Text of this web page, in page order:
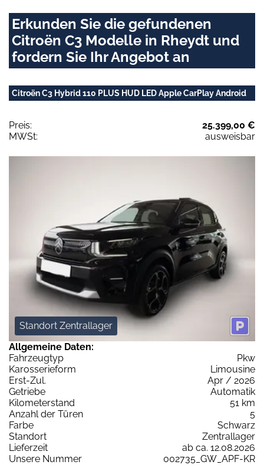
Erkunden Sie die gefundenen
Citroën C3 Modelle in Rheydt und
fordern Sie Ihr Angebot an
Citroën C3 Hybrid 110 PLUS HUD LED Apple CarPlay Android
Preis:
25.399,00 €
MWSt:
ausweisbar
Standort Zentrallager
Allgemeine Daten:
Fahrzeugtyp
Pkw
Karosserieform
Limousine
Erst-Zul.
Apr / 2026
Getriebe
Automatik
Kilometerstand
51 km
Anzahl der Türen
5
Farbe
Schwarz
Standort
Zentrallager
Lieferzeit
ab ca. 12.08.2026
Unsere Nummer
002735_GW_APF-KR